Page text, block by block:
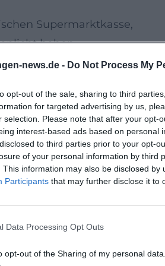
news.de - Do Not Process My
opt-out of the sale, sharing to third
for targeted advertising by us,
selection. Please note that after your opt-
interest-based ads based on personal
to third parties prior to your opt-
of your personal information by third
This information may also be disclosed by
Participants that may further disclose it to
Data Processing Opt Outs
opt-out of the Sharing of my personal data.
Supermarktkasse,
heben.
kleinem Ensemble
Einsteigern ebenso wie
– oder bewusst Neues zu
Kurtheater
Abenden einen
Decke und
fast klubartig – ideal für